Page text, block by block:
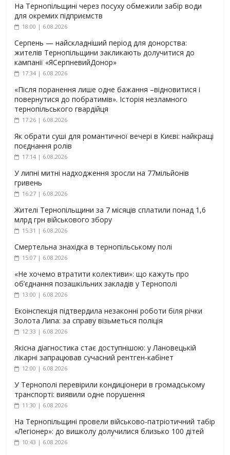
На Тернопільщині через посуху обмежили забір води
для окремих підприємств
18:00 | 6.08.2026
Серпень — найскладніший період для донорства:
жителів Тернопільщини закликають долучитися до
кампанії «ЯСерпневийДонор»
17:34 | 6.08.2026
«Після поранення лише одне бажання –відновитися і
повернутися до побратимів». Історія незламного
тернопільського гвардійця
17:26 | 6.08.2026
Як обрати суші для романтичної вечері в Києві: найкращі
поєднання ролів
17:14 | 6.08.2026
У липні митні надходження зросли на 77мільйонів
гривень
16:27 | 6.08.2026
Жителі Тернопільщини за 7 місяців сплатили понад 1,6
млрд грн військового збору
15:31 | 6.08.2026
Смертельна знахідка в тернопільському полі
15:07 | 6.08.2026
«Не хочемо втратити колективи»: що кажуть про
об’єднання позашкільних закладів у Тернополі
13:00 | 6.08.2026
Екоінспекція підтвердила незаконні роботи біля річки
Золота Липа: за справу візьметься поліція
12:33 | 6.08.2026
Якісна діагностика стає доступнішою: у Лановецькій
лікарні запрацював сучасний рентген-кабінет
12:00 | 6.08.2026
У Тернополі перевірили кондиціонери в громадському
транспорті: виявили одне порушення
11:30 | 6.08.2026
На Тернопільщині провели військово-патріотичний табір
«Легіонер»: до вишколу долучилися близько 100 дітей
10:43 | 6.08.2026